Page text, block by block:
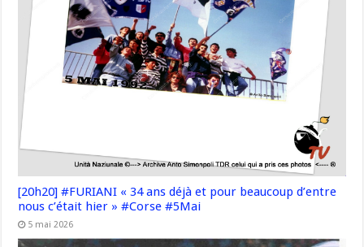
[20h20] #FURIANI « 34 ans déjà et pour beaucoup d’entre
nous c’était hier » #Corse #5Mai
5 mai 2026